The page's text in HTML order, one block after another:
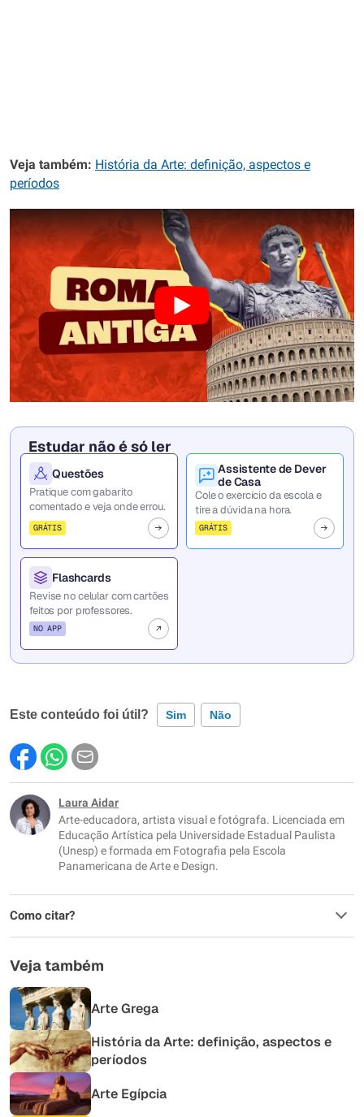
Veja também: História da Arte: definição, aspectos e
períodos
Estudar não é só ler
Questões
Pratique com gabarito
comentado e veja onde errou.
GRÁTIS
Assistente de Dever
de Casa
Cole o exercício da escola e
tire a dúvida na hora.
GRÁTIS
Flashcards
Revise no celular com cartões
feitos por professores.
NO APP
Este conteúdo foi útil? Sim Não
Este conteúdo contém informação incorreta
Este conteúdo não tem a informação que procuro
Outro
Laura Aidar
Arte-educadora, artista visual e fotógrafa. Licenciada em
Educação Artística pela Universidade Estadual Paulista
(Unesp) e formada em Fotografia pela Escola
Panamericana de Arte e Design.
Como citar?
Veja também
Arte Grega
História da Arte: definição, aspectos e
períodos
Arte Egípcia